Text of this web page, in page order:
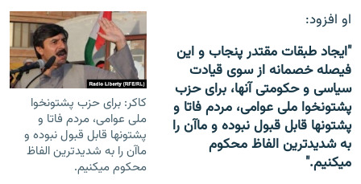
کاکر: برای حزب پشتونخوا
ملی عوامی، مردم فاتا و
پشتون‎ها قابل قبول نبوده و
ماآن را به شدیدترین الفاظ
محکوم می‎کنیم.
او افزود:
"ایجاد طبقات مقتدر پنجاب و این
فیصله خصمانه از سوی قیادت
سیاسی و حکومتی آن‎ها، برای حزب
پشتونخوا ملی عوامی، مردم فاتا و
پشتون‎ها قابل قبول نبوده و ماآن را
به شدیدترین الفاظ محکوم
می‎کنیم."